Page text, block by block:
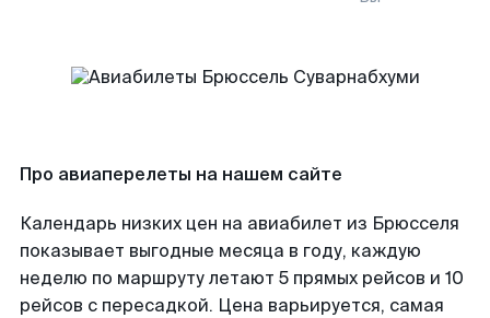
Про авиаперелеты на нашем сайте
Календарь низких цен на авиабилет из Брюсселя
показывает выгодные месяца в году, каждую
неделю по маршруту летают 5 прямых рейсов и 10
рейсов с пересадкой. Цена варьируется, самая